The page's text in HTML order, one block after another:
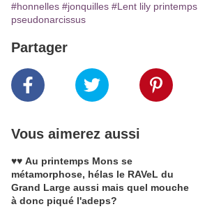
#honnelles #jonquilles #Lent lily printemps
pseudonarcissus
Partager
Vous aimerez aussi
♥♥ Au printemps Mons se
métamorphose, hélas le RAVeL du
Grand Large aussi mais quel mouche
à donc piqué l'adeps?